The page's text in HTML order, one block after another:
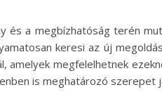
és a megbízhatóság terén
keresi az új
amelyek megfelelhetnek
is meghatározó